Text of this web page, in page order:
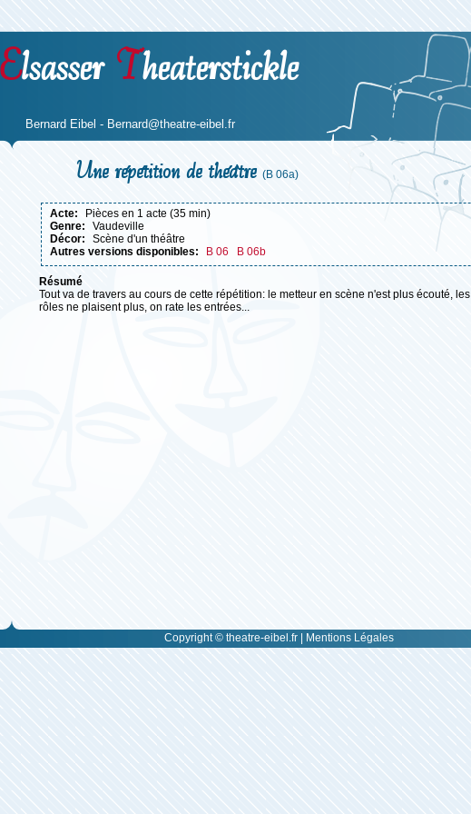
Elsasser Theaterstickle
Bernard Eibel - Bernard@theatre-eibel.fr
Une répétition de théâtre (B 06a)
acte:
Pièces en 1 acte (35 min)
genre:
Vaudeville
décor:
Scène d'un théâtre
Autres versions disponibles:
B 06 B 06b
résumé
Tout va de travers au cours de cette répétition: le metteur en scène n'est plus écouté, les
rôles ne plaisent plus, on rate les entrées...
Copyright © theatre-eibel.fr | Mentions Légales